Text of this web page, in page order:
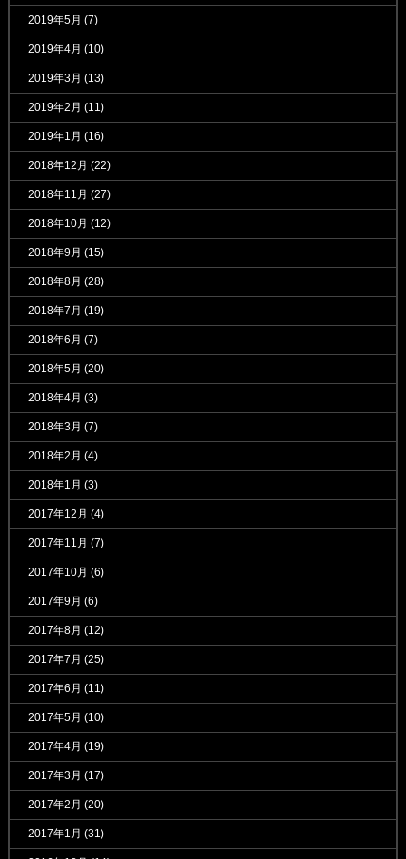
2019年5月 (7)
2019年4月 (10)
2019年3月 (13)
2019年2月 (11)
2019年1月 (16)
2018年12月 (22)
2018年11月 (27)
2018年10月 (12)
2018年9月 (15)
2018年8月 (28)
2018年7月 (19)
2018年6月 (7)
2018年5月 (20)
2018年4月 (3)
2018年3月 (7)
2018年2月 (4)
2018年1月 (3)
2017年12月 (4)
2017年11月 (7)
2017年10月 (6)
2017年9月 (6)
2017年8月 (12)
2017年7月 (25)
2017年6月 (11)
2017年5月 (10)
2017年4月 (19)
2017年3月 (17)
2017年2月 (20)
2017年1月 (31)